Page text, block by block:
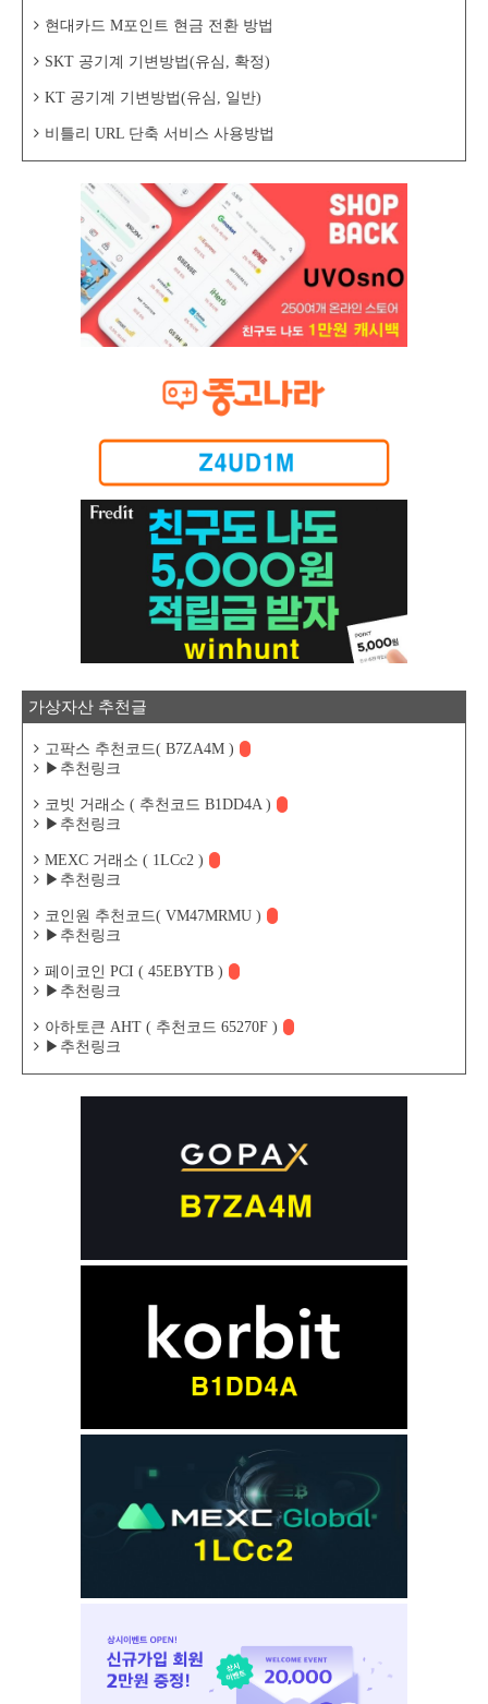
현대카드 M포인트 현금 전환 방법
SKT 공기계 기변방법(유심, 확정)
KT 공기계 기변방법(유심, 일반)
비틀리 URL 단축 서비스 사용방법
가상자산 추천글
고팍스 추천코드( B7ZA4M )
▶추천링크
코빗 거래소 ( 추천코드 B1DD4A )
▶추천링크
MEXC 거래소 ( 1LCc2 )
▶추천링크
코인원 추천코드( VM47MRMU )
▶추천링크
페이코인 PCI ( 45EBYTB )
▶추천링크
아하토큰 AHT ( 추천코드 65270F )
▶추천링크